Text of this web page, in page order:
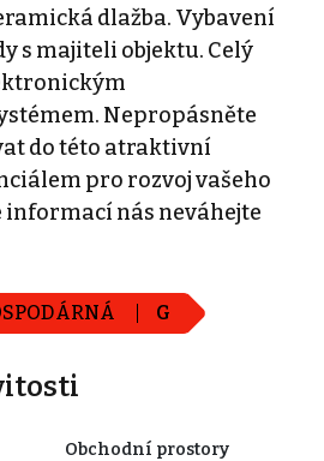
dlažba. Vybavení
s majiteli objektu. Celý
Nepropásněte
do této atraktivní
pro rozvoj vašeho
informací nás neváhejte
G
Obchodní prostory